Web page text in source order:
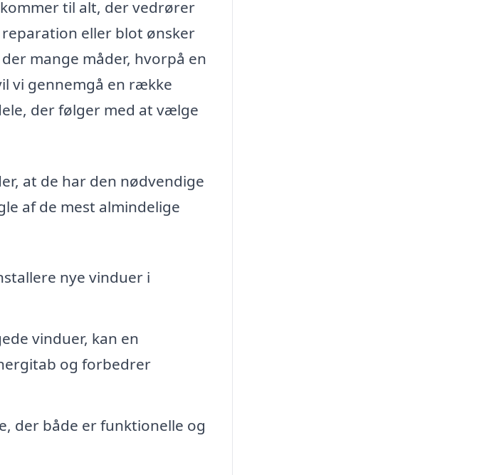
til alt, der vedrører
eller blot ønsker
mange måder, hvorpå en
vi gennemgå en række
der følger med at vælge
at de har den nødvendige
af de mest almindelige
nye vinduer i
vinduer, kan en
og forbedrer
der både er funktionelle og